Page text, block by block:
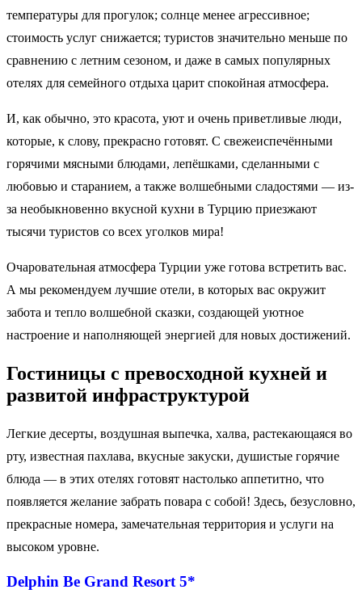
температуры для прогулок; солнце менее агрессивное;
стоимость услуг снижается; туристов значительно меньше по
сравнению с летним сезоном, и даже в самых популярных
отелях для семейного отдыха царит спокойная атмосфера.
И, как обычно, это красота, уют и очень приветливые люди,
которые, к слову, прекрасно готовят. С свежеиспечёнными
горячими мясными блюдами, лепёшками, сделанными с
любовью и старанием, а также волшебными сладостями — из-
за необыкновенно вкусной кухни в Турцию приезжают
тысячи туристов со всех уголков мира!
Очаровательная атмосфера Турции уже готова встретить вас.
А мы рекомендуем лучшие отели, в которых вас окружит
забота и тепло волшебной сказки, создающей уютное
настроение и наполняющей энергией для новых достижений.
Гостиницы с превосходной кухней и
развитой инфраструктурой
Легкие десерты, воздушная выпечка, халва, растекающаяся во
рту, известная пахлава, вкусные закуски, душистые горячие
блюда — в этих отелях готовят настолько аппетитно, что
появляется желание забрать повара с собой! Здесь, безусловно,
прекрасные номера, замечательная территория и услуги на
высоком уровне.
Delphin Be Grand Resort5*